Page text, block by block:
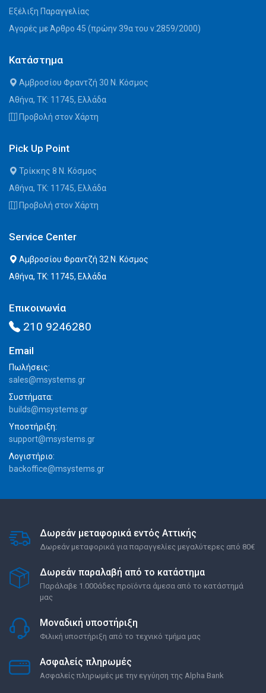
Εξέλιξη Παραγγελίας
Αγορές με Άρθρο 45 (πρώην 39α του ν.2859/2000)
Κατάστημα
Αμβροσίου Φραντζή 30 Ν. Κόσμος
Αθήνα, ΤΚ: 11745, Ελλάδα
Προβολή στον Χάρτη
Pick Up Point
Τρίκκης 8 Ν. Κόσμος
Αθήνα, ΤΚ: 11745, Ελλάδα
Προβολή στον Χάρτη
Service Center
Αμβροσίου Φραντζή 32 Ν. Κόσμος
Αθήνα, ΤΚ: 11745, Ελλάδα
Επικοινωνία
210 9246280
Email
Πωλήσεις:
sales@msystems.gr
Συστήματα:
builds@msystems.gr
Υποστήριξη:
support@msystems.gr
Λογιστήριο:
backoffice@msystems.gr
Δωρεάν μεταφορικά εντός Αττικής
Δωρεάν μεταφορικά για παραγγελίες μεγαλύτερες από 80€
Δωρεάν παραλαβή από το κατάστημα
Παράλαβε 1.000άδες προϊόντα άμεσα από το κατάστημά
μας
Μοναδική υποστήριξη
Φιλική υποστήριξη από το τεχνικό τμήμα μας
Ασφαλείς πληρωμές
Ασφαλείς πληρωμές με την εγγύηση της Alpha Bank